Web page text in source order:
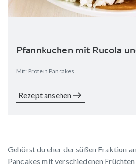
Pfannkuchen mit Rucola
Mit: Protein Pancakes
Rezept ansehen
Gehörst du eher der süßen Fraktion
Pancakes mit verschiedenen